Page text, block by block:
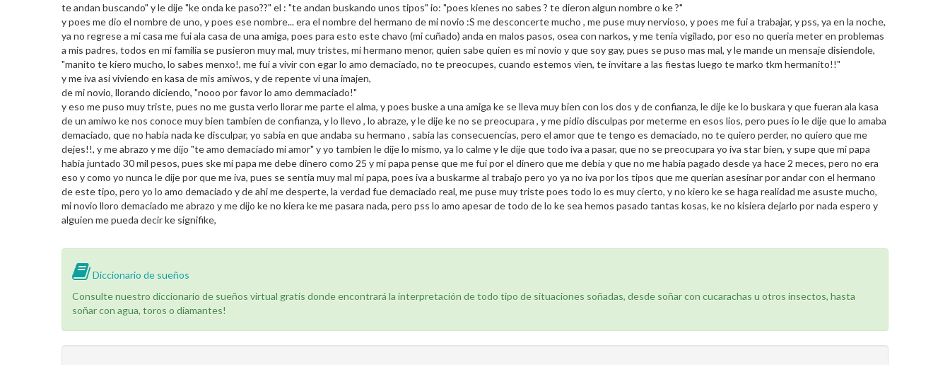
te andan buscando" y le dije "ke onda ke paso??" el : "te andan buskando unos tipos" io: "poes kienes no sabes ? te dieron algun nombre o ke ?"
y poes me dio el nombre de uno, y poes ese nombre... era el nombre del hermano de mi novio :S me desconcerte mucho , me puse muy nervioso, y poes me fui a trabajar, y pss, ya en la noche,
ya no regrese a mi casa me fui ala casa de una amiga, poes para esto este chavo (mi cuñado) anda en malos pasos, osea con narkos, y me tenia vigilado, por eso no queria meter en problemas
a mis padres, todos en mi familia se pusieron muy mal, muy tristes, mi hermano menor, quien sabe quien es mi novio y que soy gay, pues se puso mas mal, y le mande un mensaje disiendole,
"manito te kiero mucho, lo sabes menxo!, me fui a vivir con egar lo amo demaciado, no te preocupes, cuando estemos vien, te invitare a las fiestas luego te marko tkm hermanito!!"
y me iva asi viviendo en kasa de mis amiwos, y de repente vi una imajen,
de mi novio, llorando diciendo, "nooo por favor lo amo demmaciado!"
y eso me puso muy triste, pues no me gusta verlo llorar me parte el alma, y poes buske a una amiga ke se lleva muy bien con los dos y de confianza, le dije ke lo buskara y que fueran ala kasa
de un amiwo ke nos conoce muy bien tambien de confianza, y lo llevo , lo abraze, y le dije ke no se preocupara , y me pidio disculpas por meterme en esos lios, pero pues io le dije que lo amaba
demaciado, que no habia nada ke disculpar, yo sabia en que andaba su hermano , sabia las consecuencias, pero el amor que te tengo es demaciado, no te quiero perder, no quiero que me
dejes!!, y me abrazo y me dijo "te amo demaciado mi amor" y yo tambien le dije lo mismo, ya lo calme y le dije que todo iva a pasar, que no se preocupara yo iva star bien, y supe que mi papa
habia juntado 30 mil pesos, pues ske mi papa me debe dinero como 25 y mi papa pense que me fui por el dinero que me debia y que no me habia pagado desde ya hace 2 meces, pero no era
eso y como yo nunca le dije por que me iva, pues se sentia muy mal mi papa, poes iva a buskarme al trabajo pero yo ya no iva por los tipos que me querian asesinar por andar con el hermano
de este tipo, pero yo lo amo demaciado y de ahi me desperte, la verdad fue demaciado real, me puse muy triste poes todo lo es muy cierto, y no kiero ke se haga realidad me asuste mucho,
mi novio lloro demaciado me abrazo y me dijo ke no kiera ke me pasara nada, pero pss lo amo apesar de todo de lo ke sea hemos pasado tantas kosas, ke no kisiera dejarlo por nada espero y
alguien me pueda decir ke signifike,
Diccionario de sueños
Consulte nuestro diccionario de sueños virtual gratis donde encontrará la interpretación de todo tipo de situaciones soñadas, desde soñar con cucarachas u otros insectos, hasta
soñar con agua, toros o diamantes!